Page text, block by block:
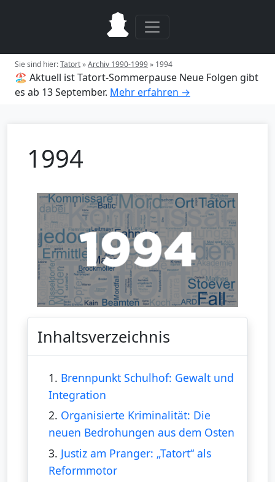
Sie sind hier:Tatort»Archiv 1990-1999» 1994
🏖️ Aktuell ist Tatort-Sommerpause Neue Folgen gibt
es ab 13 September. Mehr erfahren →
1994
Inhaltsverzeichnis
1. Brennpunkt Schulhof: Gewalt und
Integration
2. Organisierte Kriminalität: Die
neuen Bedrohungen aus dem Osten
3. Justiz am Pranger: „Tatort“ als
Reformmotor